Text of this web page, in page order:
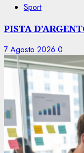
Sport
PISTA
7 Agosto 2026 0